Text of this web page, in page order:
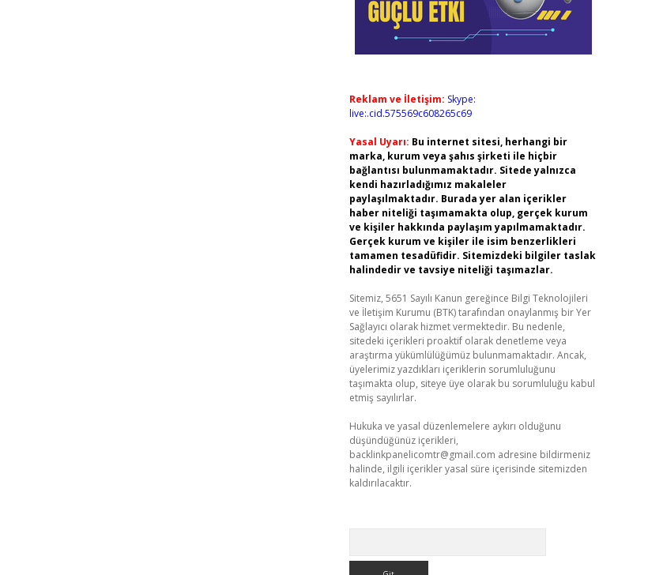
Reklam ve İletişim: Skype:
live:.cid.575569c608265c69
Yasal Uyarı: Bu internet sitesi, herhangi bir
marka, kurum veya şahıs şirketi ile hiçbir
bağlantısı bulunmamaktadır. Sitede yalnızca
kendi hazırladığımız makaleler
paylaşılmaktadır. Burada yer alan içerikler
haber niteliği taşımamakta olup, gerçek kurum
ve kişiler hakkında paylaşım yapılmamaktadır.
Gerçek kurum ve kişiler ile isim benzerlikleri
tamamen tesadüfidir. Sitemizdeki bilgiler taslak
halindedir ve tavsiye niteliği taşımazlar.
Sitemiz, 5651 Sayılı Kanun gereğince Bilgi Teknolojileri
ve İletişim Kurumu (BTK) tarafından onaylanmış bir Yer
Sağlayıcı olarak hizmet vermektedir. Bu nedenle,
sitedeki içerikleri proaktif olarak denetleme veya
araştırma yükümlülüğümüz bulunmamaktadır. Ancak,
üyelerimiz yazdıkları içeriklerin sorumluluğunu
taşımakta olup, siteye üye olarak bu sorumluluğu kabul
etmiş sayılırlar.
Hukuka ve yasal düzenlemelere aykırı olduğunu
düşündüğünüz içerikleri,
backlinkpanelicomtr@gmail.com adresine bildirmeniz
halinde, ilgili içerikler yasal süre içerisinde sitemizden
kaldırılacaktır.